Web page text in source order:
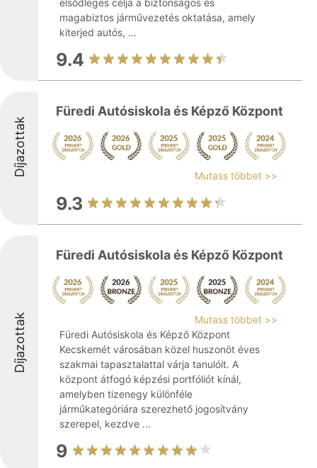
elsődleges célja a biztonságos és
magabiztos járművezetés oktatása, amely
kiterjed autós, ...
9.4
Díjazottak
Füredi Autósiskola és Képző Központ
Mutass többet >>
9.3
Díjazottak
Füredi Autósiskola és Képző Központ
Mutass többet >>
Füredi Autósiskola és Képző Központ
Kecskemét városában közel huszonöt éves
szakmai tapasztalattal várja tanulóit. A
központ átfogó képzési portfóliót kínál,
amelyben tizenegy különféle
járműkategóriára szerezhető jogosítvány
szerepel, kezdve ...
9